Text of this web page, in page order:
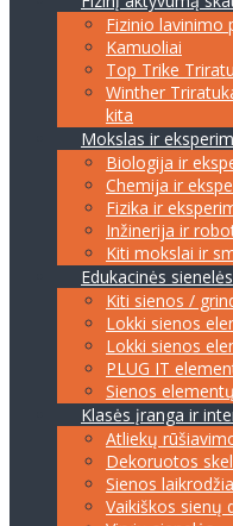
Fizinio lavinimo
Kamuoliai
Top Trike
Winther
kita
Mokslas ir
Biologija ir
Chemija ir
Fizika ir
Inžinerija ir
Kiti mokslai ir
Edukacinės sienelės
Kiti sienos /
Lokki sienos
Lokki sienos
PLUG IT
Sienos
Klasės įranga ir
Atliekų
Dekoruotos
Sienos
Vaikiškos sienų